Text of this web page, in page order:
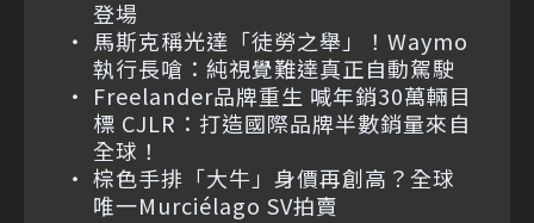
登場
馬斯克稱光達「徒勞之舉」！Waymo
執行長嗆：純視覺難達真正自動駕駛
Freelander品牌重生 喊年銷30萬輛目
標 CJLR：打造國際品牌半數銷量來自
全球！
棕色手排「大牛」身價再創高？全球
唯一Murciélago SV拍賣